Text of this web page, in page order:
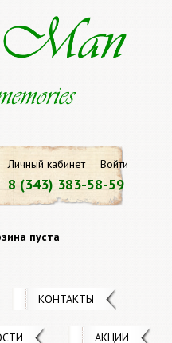
Личный кабинет Войти
8 (343) 383-58-59
пуста
КОНТАКТЫ
АКЦИИ